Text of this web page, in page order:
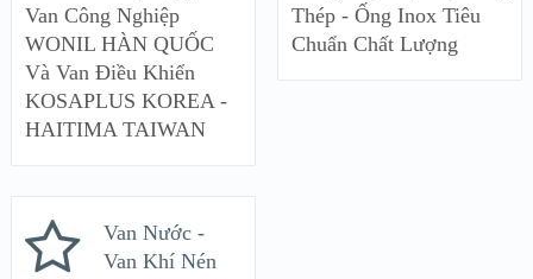
Van Công Nghiệp
WONIL HÀN QUỐC
Và Van Điều Khiển
KOSAPLUS KOREA -
HAITIMA TAIWAN
Thép - Ống Inox Tiêu
Chuẩn Chất Lượng
Van Nước -
Van Khí Nén